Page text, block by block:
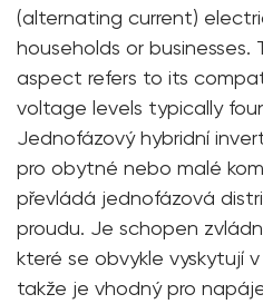
(alternating current)
households or businesses.
aspect refers to its
voltage levels typically
Jednofázový hybridní
pro obytné nebo malé
převládá jednofázová
proudu. Je schopen
které se obvykle vyskytují
takže je vhodný pro